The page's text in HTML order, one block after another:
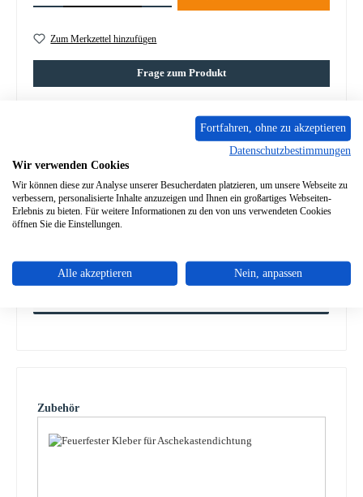
Zum Merkzettel hinzufügen
Frage zum Produkt
Beschreibung
Türdichtung für den Kaminofen Termatech TT1Z Termatech
TT1Z Türdichtung Eckdaten: Türband, Ofenschnur
Kordeldichtung L…
Produktgalerie überspringen
Zubehör
Fortfahren, ohne zu akzeptieren
Datenschutzbestimmungen
Wir verwenden Cookies
Wir können diese zur Analyse unserer Besucherdaten platzieren, um unsere Webseite zu
verbessern, personalisierte Inhalte anzuzeigen und Ihnen ein großartiges Webseiten-
Erlebnis zu bieten. Für weitere Informationen zu den von uns verwendeten Cookies
öffnen Sie die Einstellungen.
Alle akzeptieren Nein, anpassen